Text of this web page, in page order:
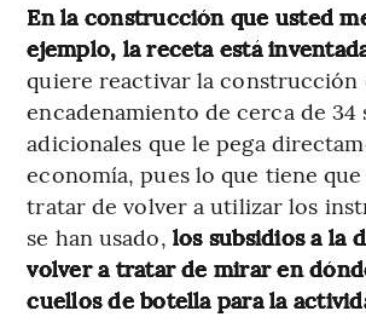
En la construcción que usted
ejemplo, la receta está
quiere reactivar la construcción
encadenamiento de cerca de 34
adicionales que le pega
economía, pues lo que tiene
tratar de volver a utilizar los
se han usado, los subsidios a la
volver a tratar de mirar en
cuellos de botella para la